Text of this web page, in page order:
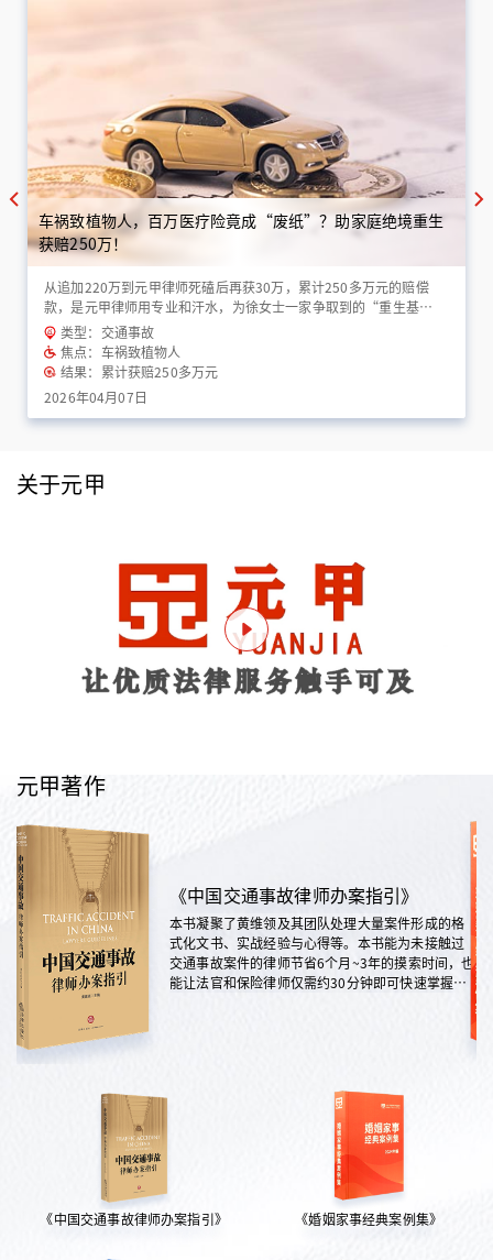
车祸致植物人，百万医疗险竟成“废纸”？助家庭绝境重生
获赔250万！
从追加220万到元甲律师死磕后再获30万，累计250多万元的赔偿
款，是元甲律师用专业和汗水，为徐女士一家争取到的“重生基
金”！
类型：交通事故
焦点：车祸致植物人
结果：累计获赔250多万元
2026年04月07日
关于元甲
元甲著作
《中国交通事故律师办案指引》
本书凝聚了黄维领及其团队处理大量案件形成的格
式化文书、实战经验与心得等。本书能为未接触过
交通事故案件的律师节省6个月~3年的摸索时间，也
能让法官和保险律师仅需约30分钟即可快速掌握案
《中国交通事故律师办案指引》 《婚姻家事经典案例集》